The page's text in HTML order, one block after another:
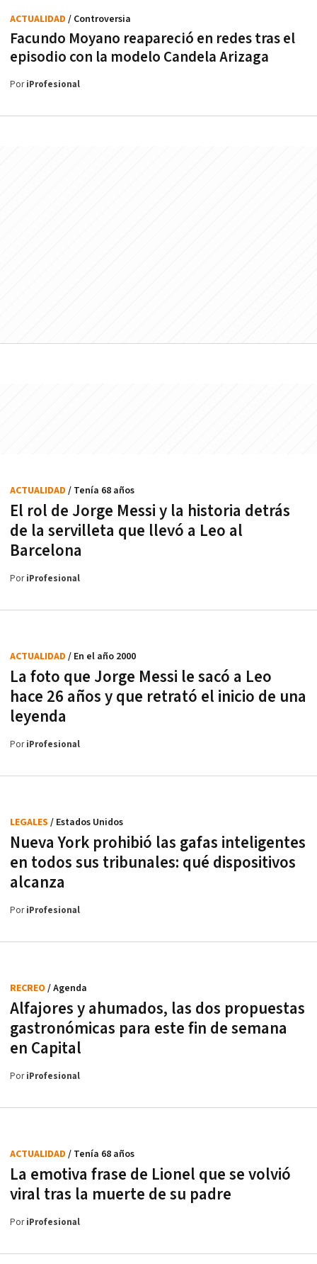
Facundo Moyano reapareció en redes tras el
episodio con la modelo Candela Arizaga
ACTUALIDAD / Controversia
PoriProfesional
El rol de Jorge Messi y la historia detrás
de la servilleta que llevó a Leo al
Barcelona
ACTUALIDAD / Tenía 68 años
PoriProfesional
La foto que Jorge Messi le sacó a Leo
hace 26 años y que retrató el inicio de una
leyenda
ACTUALIDAD / En el año 2000
PoriProfesional
Nueva York prohibió las gafas inteligentes
en todos sus tribunales: qué dispositivos
alcanza
LEGALES / Estados Unidos
PoriProfesional
Alfajores y ahumados, las dos propuestas
gastronómicas para este fin de semana
en Capital
RECREO / Agenda
PoriProfesional
La emotiva frase de Lionel que se volvió
viral tras la muerte de su padre
ACTUALIDAD / Tenía 68 años
PoriProfesional